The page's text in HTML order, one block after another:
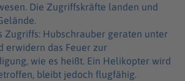
Die Zugriffskräfte landen und
Zugriffs: Hubschrauber geraten unter
erwidern das Feuer zur
wie es heißt. Ein Helikopter wird
bleibt jedoch flugfähig.